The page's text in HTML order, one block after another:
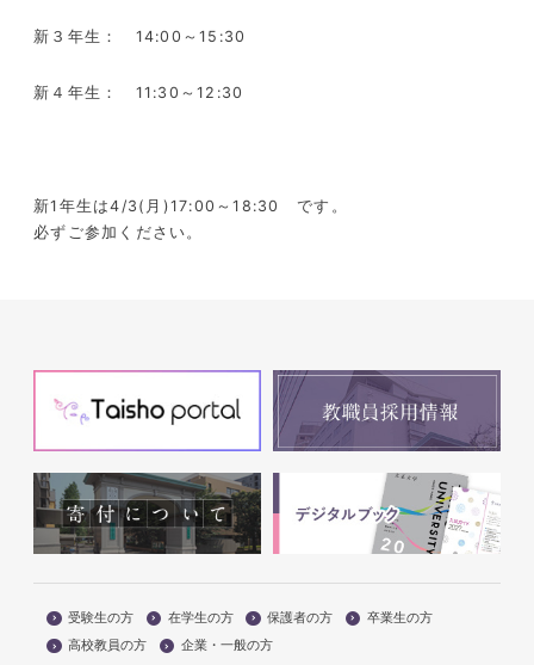
新３年生： 14:00 ～15:30
新４年生： 11:30 ～12:30
新1 年生は4/3( 月 )17:00 ～18:30
です。
必ずご参加ください。
受験生の方 在学生の方 保護者の方
卒業生の方
高校教員の方
企業・一般の方